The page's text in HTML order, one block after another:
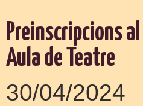
Preinscripcions
Aula de Teatre
30/04/2024